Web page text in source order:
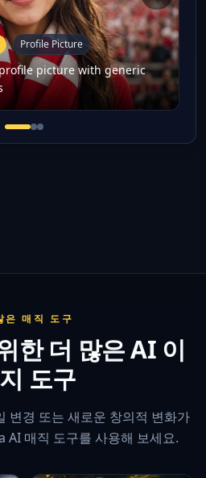
Profile Picture
picture with generic
Cinematic soccer fan profile
Football fan avatar with
Sticker-style football fan
은 매직 도구
한 더 많은 AI 이
도구
변경 또는 새로운 창의적 변화가
AI 매직 도구를 사용해 보세요.